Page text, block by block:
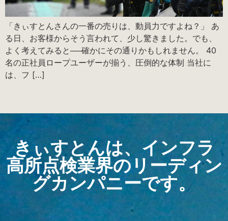
「きぃすとんさんの一番の売りは、動員力ですよね？」 あ
る日、お客様からそう言われて、少し驚きました。でも、
よく考えてみると──確かにその通りかもしれません。 40
名の正社員ロープユーザーが揃う、圧倒的な体制 当社に
は、フ […]
きぃすとんは、インフラ
高所点検業界のリーディン
グカンパニーです。